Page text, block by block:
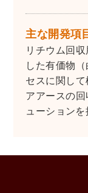
主な開発項
リチウム回
した有価物
セスに関し
アアースの
ューションを